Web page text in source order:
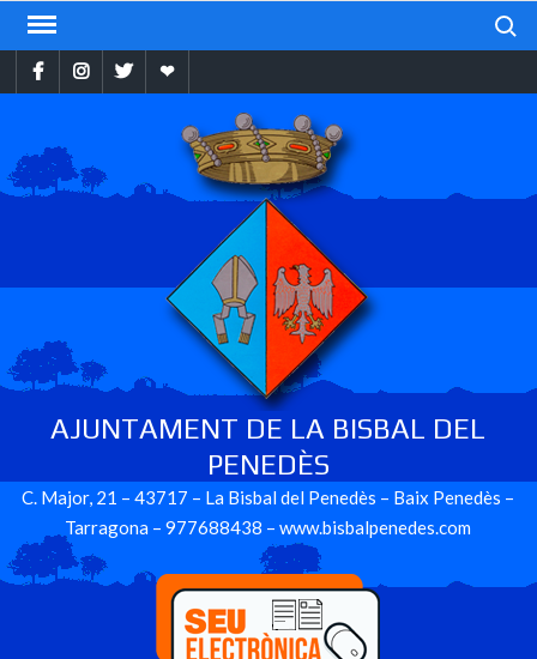
Skip
contentFacebookInstragram
TwitterEbando
AJUNTAMENT DE LA BISBAL DEL
PENEDÈS
C. Major, 21 – 43717 – La Bisbal del Penedès – Baix Penedès –
Tarragona – 977688438 – www.bisbalpenedes.com